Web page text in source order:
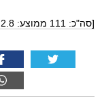
[סה"כ: 111 ממוצע: 2.8